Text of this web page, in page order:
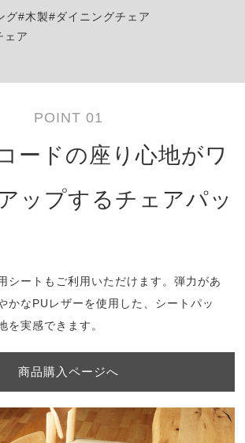
グ#木製#ダイニングチェア
ェア
POINT 01
ードの座り心地がワ
ップするチェアパッ
シートもご利用いただけます。弾力があ
かなPUレザーを使用した、シートパッ
を実感できます。
商品購入ページへ